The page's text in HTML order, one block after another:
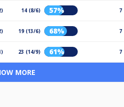
14 (8/6) 57% 7
19 (13/6) 68% 7
23 (14/9) 61% 7
MORE